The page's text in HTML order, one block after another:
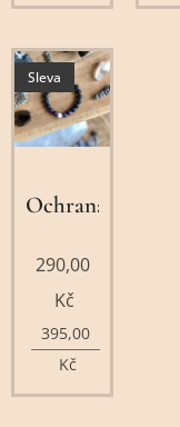
Ochrana
Sleva
290,00
Kč
395,00
Kč